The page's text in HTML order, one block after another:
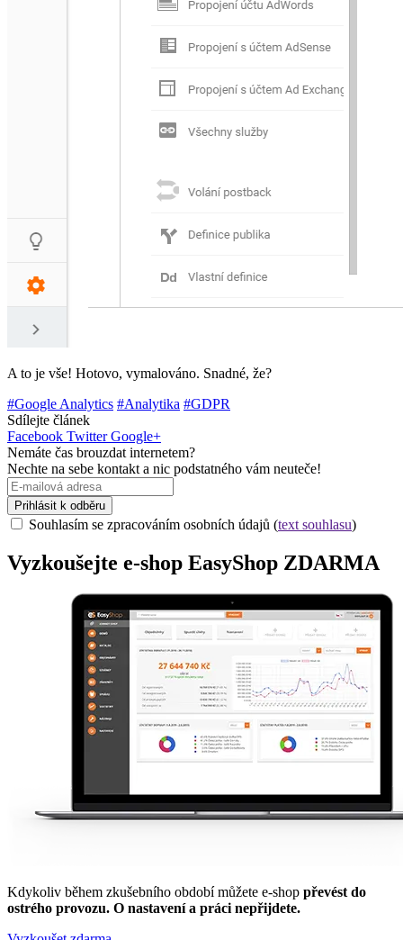
A to je vše! Hotovo, vymalováno. Snadné, že?
#Google Analytics #Analytika #GDPR
Sdílejte článek
Facebook Twitter Google+
Nemáte čas brouzdat internetem?
Nechte na sebe kontakt a nic podstatného vám neuteče!
Prihlásit k odběru
Souhlasím se zpracováním osobních údajů (text souhlasu)
Vyzkoušejte e-shop EasyShop ZDARMA
Kdykoliv během zkušebního období můžete e-shop převést do
ostrého provozu. O nastavení a práci nepřijdete.